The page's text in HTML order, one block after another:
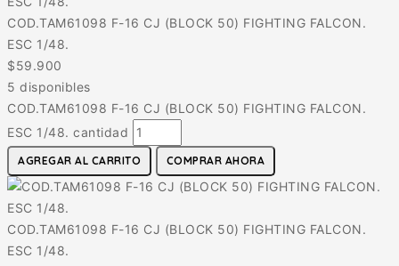
COD.TAM61098 F-16 CJ (BLOCK 50) FIGHTING FALCON.
ESC 1/48.
$59.900
5 disponibles
COD.TAM61098 F-16 CJ (BLOCK 50) FIGHTING FALCON.
ESC 1/48. cantidad
AGREGAR AL CARRITO COMPRAR AHORA
COD.TAM61098 F-16 CJ (BLOCK 50) FIGHTING FALCON.
ESC 1/48.